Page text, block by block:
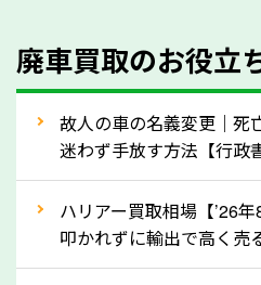
人気の車種は廃車の状態でも
産車は高く買取が可能です
なら廃車の車も適正価格で
拒否となった車も価格がつ
ずに長野県の「ソコカラ」
廃車買取のお役立
故人の車の名義変更｜死
迷わず手放す方法【行政
ハリアー買取相場【’26
叩かれずに輸出で高く売